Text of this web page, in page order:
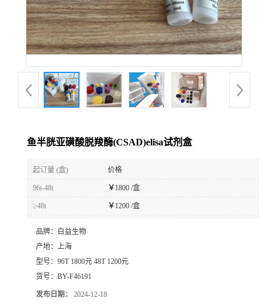
鱼半胱亚磺酸脱羧酶(CSAD)elisa试剂盒
起订量 (盒) 价格
96t-48t ￥ 1800 /盒
≥48t ￥ 1200 /盒
品牌：
白益生物
产地： 上海
型号： 96T 1800元 48T 1200元
货号： BY-F46191
发布日期： 2024-12-18